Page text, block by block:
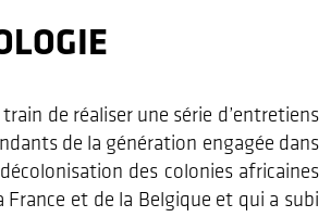
de réaliser une série d’entretiens
de la génération engagée dans
des colonies africaines
France et de la Belgique et qui a subi